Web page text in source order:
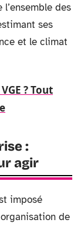
des
ses
et le climat
? Tout
:
agir
imposé
de